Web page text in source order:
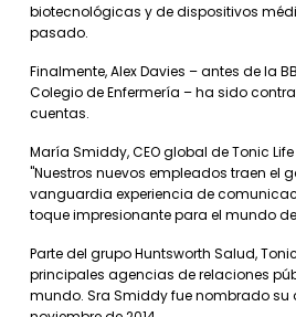
biotecnológicas y de dispositivos
pasado.
Finalmente, Alex Davies – antes de la
Colegio de Enfermería – ha sido
cuentas.
María Smiddy, CEO global de Tonic
"Nuestros nuevos empleados traen el
vanguardia experiencia de
toque impresionante para el mundo
Parte del grupo Huntsworth Salud,
principales agencias de relaciones
mundo. Sra Smiddy fue nombrado su